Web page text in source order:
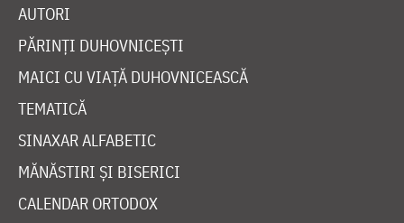
AUTORI
PĂRINȚI DUHOVNICEȘTI
MAICI CU VIAȚĂ DUHOVNICEASCĂ
TEMATICĂ
SINAXAR ALFABETIC
MĂNĂSTIRI ȘI BISERICI
CALENDAR ORTODOX